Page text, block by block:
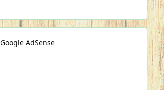
Google AdSense